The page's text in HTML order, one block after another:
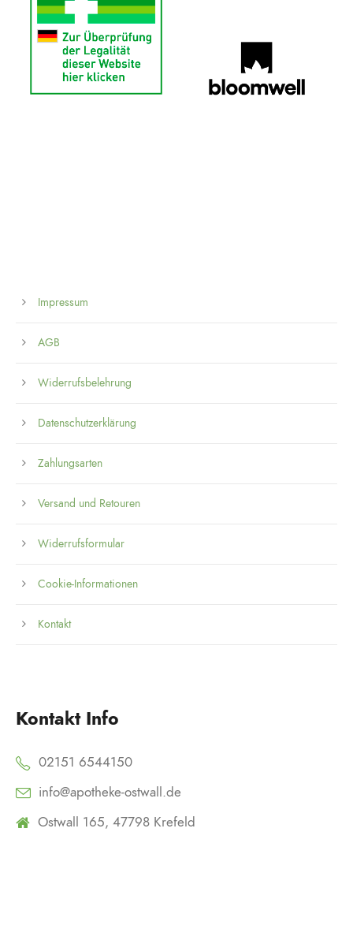
Impressum
AGB
Widerrufsbelehrung
Datenschutzerklärung
Zahlungsarten
Versand und Retouren
Widerrufsformular
Cookie-Informationen
Kontakt
Kontakt Info
02151 6544150
info@apotheke-ostwall.de
Ostwall 165, 47798 Krefeld